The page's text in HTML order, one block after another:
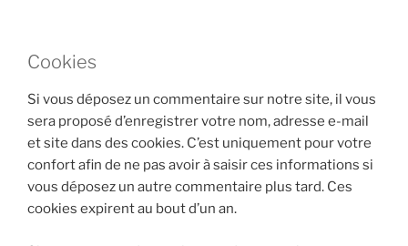
Cookies
Si vous déposez un commentaire sur notre site, il vous
sera proposé d’enregistrer votre nom, adresse e-mail
et site dans des cookies. C’est uniquement pour votre
confort afin de ne pas avoir à saisir ces informations si
vous déposez un autre commentaire plus tard. Ces
cookies expirent au bout d’un an.